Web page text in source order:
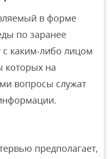
в форме
по заранее
с каким-либо лицом
которых на
вопросы служат
предполагает,